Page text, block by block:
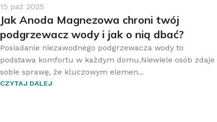
15 paź 2025
Jak Anoda Magnezowa chroni twój
podgrzewacz wody i jak o nią dbać?
Posiadanie niezawodnego podgrzewacza wody to
podstawa komfortu w każdym domu.Niewiele osób zdaje
sobie sprawę, że kluczowym elemen...
CZYTAJ DALEJ